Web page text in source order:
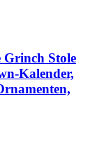
Grinch Stole
Kalender,